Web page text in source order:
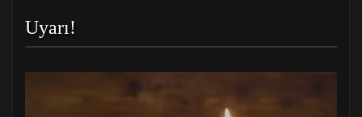
Uyarı!